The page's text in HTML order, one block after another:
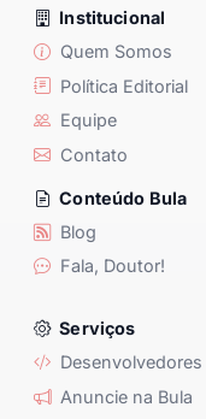
Institucional
Quem Somos
Política Editorial
Equipe
Contato
Conteúdo Bula
Blog
Fala, Doutor!
Serviços
Desenvolvedores
Anuncie na Bula